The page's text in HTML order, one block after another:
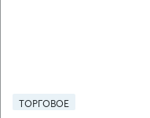
ТОРГОВОЕ